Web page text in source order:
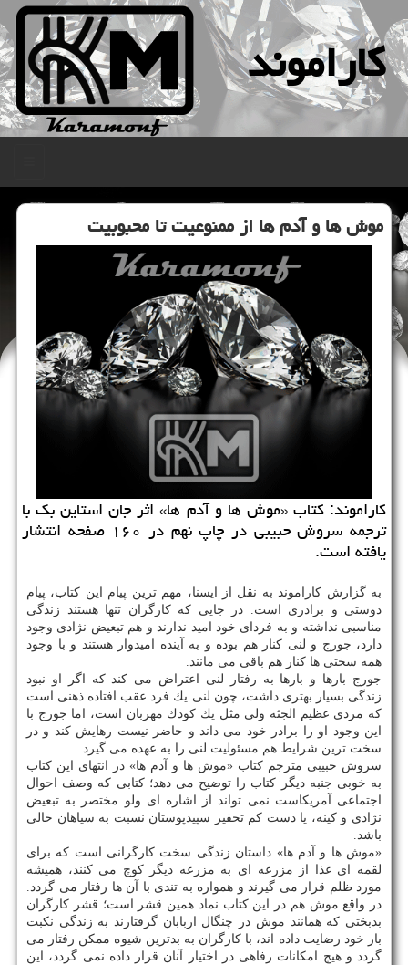
كاراموند
موش ها و آدم ها از ممنوعیت تا محبوبیت
كاراموند: كتاب «موش ها و آدم ها» اثر جان استاین بك با
ترجمه سروش حبیبی در چاپ نهم در ۱۶۰ صفحه انتشار
یافته است.
به گزارش كاراموند به نقل از ایسنا، مهم ترین پیام این كتاب، پیام
دوستی و برادری است. در جایی كه كارگران تنها هستند زندگی
مناسبی نداشته و به فردای خود امید ندارند و هم تبعیض نژادی وجود
دارد، جورج و لنی كنار هم بوده و به آینده امیدوار هستند و با وجود
همه سختی ها كنار هم باقی می مانند.
جورج بارها و بارها به رفتار لنی اعتراض می كند كه اگر او نبود
زندگی بسیار بهتری داشت، چون لنی یك فرد عقب افتاده ذهنی است
كه مردی عظیم الجثه ولی مثل یك كودك مهربان است، اما جورج با
این وجود او را برادر خود می داند و حاضر نیست رهایش كند و در
سخت ترین شرایط هم مسئولیت لنی را به عهده می گیرد.
سروش حبیبی مترجم كتاب «موش ها و آدم ها» در انتهای این كتاب
به خوبی جنبه دیگر كتاب را توضیح می دهد؛ كتابی كه وصف احوال
اجتماعی آمریكاست نمی تواند از اشاره ای ولو مختصر به تبعیض
نژادی و كینه، یا دست كم تحقیر سپیدپوستان نسبت به سیاهان خالی
باشد.
«موش ها و آدم ها» داستان زندگی سخت كارگرانی است كه برای
لقمه ای غذا از مزرعه ای به مزرعه دیگر كوچ می كنند، همیشه
مورد ظلم قرار می گیرند و همواره به تندی با آن ها رفتار می گردد.
در واقع موش هم در این كتاب نماد همین قشر است؛ قشر كارگران
بدبختی كه همانند موش در چنگال اربابان گرفتارند به زندگی نكبت
بار خود رضایت داده اند، با كارگران به بدترین شیوه ممكن رفتار می
گردد و هیچ امكانات رفاهی در اختیار آنان قرار داده نمی گردد، این